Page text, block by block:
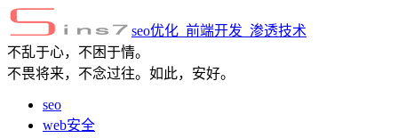
seo优化_前端开发_渗透技术
不乱于心，不困于情。
不畏将来，不念过往。如此，安好。
seo
web安全